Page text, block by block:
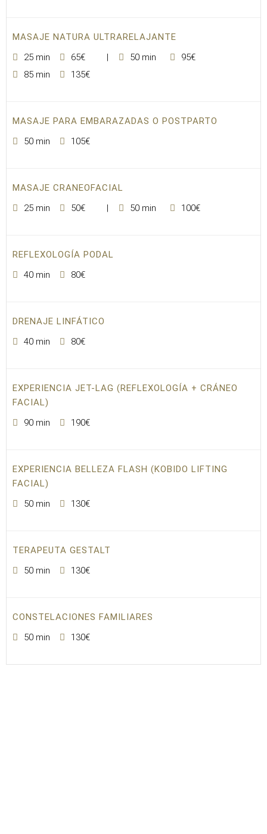
MASAJE NATURA ULTRARELAJANTE
25 min
65€ 50 min
95€
85 min
135€
MASAJE PARA EMBARAZADAS O POSTPARTO
50 min
105€
MASAJE CRANEOFACIAL
25 min
50€ 50 min 100€
REFLEXOLOGÍA PODAL
40 min
80€
DRENAJE LINFÁTICO
40 min
80€
EXPERIENCIA JET-LAG (REFLEXOLOGÍA + CRÁNEO
FACIAL)
90 min
190€
EXPERIENCIA BELLEZA FLASH (KOBIDO LIFTING
FACIAL)
50 min
130€
TERAPEUTA GESTALT
50 min
130€
CONSTELACIONES FAMILIARES
50 min
130€